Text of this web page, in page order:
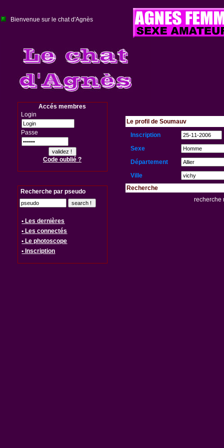
Bienvenue sur le chat d'Agnès
Accés membres
Login
Passe
Code oublié ?
Recherche par pseudo
• Les dernières
• Les connectés
• Le photoscope
• Inscription
Le profil de Soumauv
Inscription
Sexe
Département
Ville
Recherche
recherche